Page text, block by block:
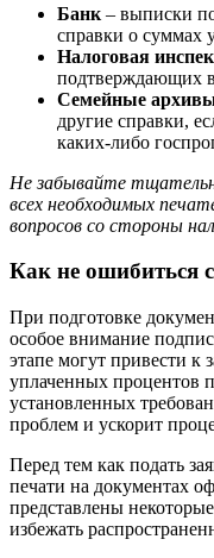
Банк – выписки
справки о суммах
Налоговая
подтверждающих
Семейные
другие справки,
каких-либо
Не забывайте
всех необходимых
вопросов со стороны
Как не ошибиться
При подготовке
особое внимание
этапе могут привести к
уплаченных процентов
установленных
проблем и ускорит
Перед тем как подать
печати на документах
представлены
избежать